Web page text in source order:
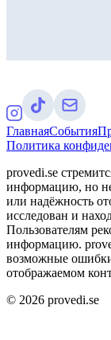
ГлавнаяСобытия
Политика
provedi.se
информацию, но
или надёжность
исследован и
Пользователям
информацию.
возможные
отображаемом
© 2026 provedi.se